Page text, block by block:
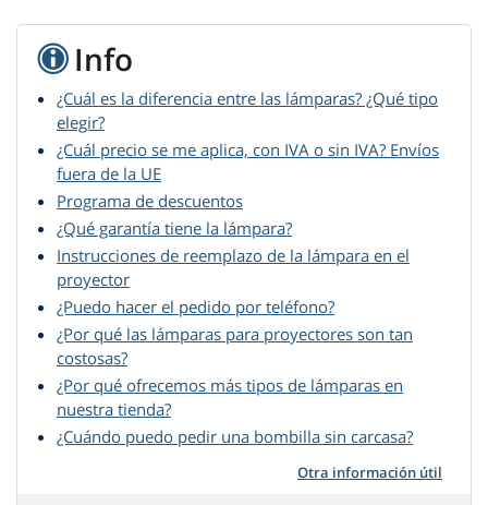
Info
¿Cuál es la diferencia entre las lámparas? ¿Qué tipo
elegir?
¿Cuál precio se me aplica, con IVA o sin IVA? Envíos
fuera de la UE
Programa de descuentos
¿Qué garantía tiene la lámpara?
Instrucciones de reemplazo de la lámpara en el
proyector
¿Puedo hacer el pedido por teléfono?
¿Por qué las lámparas para proyectores son tan
costosas?
¿Por qué ofrecemos más tipos de lámparas en
nuestra tienda?
¿Cuándo puedo pedir una bombilla sin carcasa?
Otra información útil